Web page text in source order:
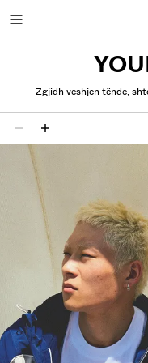
Zgjidh veshjen tënde,
26 rezultate
TË REJA
CURATED BY
COMBO WINS
TË GJITHA
DHE BLUZA POLO
TË